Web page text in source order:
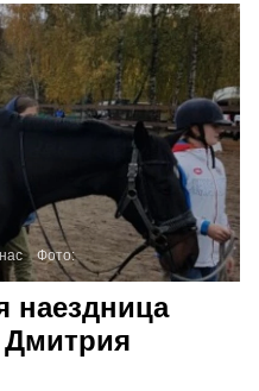
Фото:
наездница
Дмитрия